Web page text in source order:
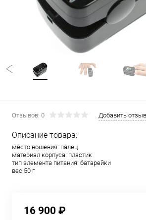
Отзывов: 0 Добавить отзыв
Описание товара:
место ношения: палец
материал корпуса: пластик
тип элемента питания: батарейки
вес 50 г
16 900 ₽